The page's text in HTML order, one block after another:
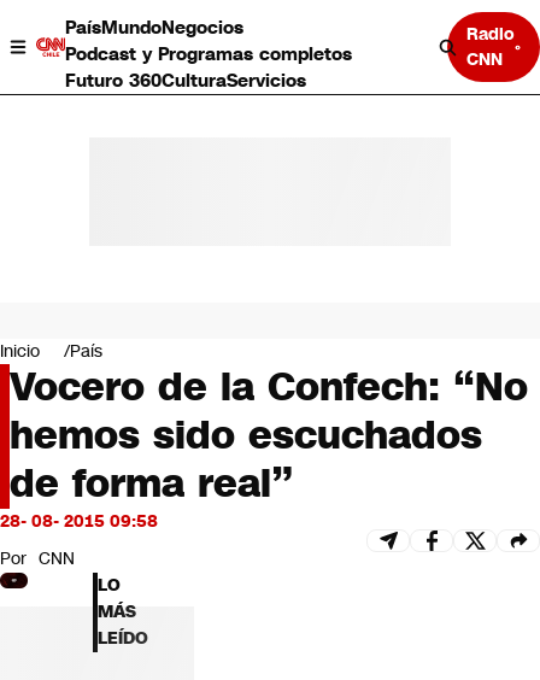
PaísMundoNegocios
Podcast y Programas completos
Futuro 360CulturaServicios
Radio
CNN
Negocios
Deportes
Programas completos
Cultura
Servicios
Bits
CNN tiempo
Futuro 360
Opinión
Inicio País
Vocero de la Confech: “No
hemos sido escuchados
de forma real”
28- 08- 2015 09:58
Por CNN
LO
MÁS
LEÍDO